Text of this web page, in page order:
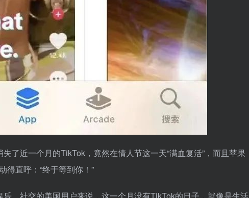
了近一个月的TikTok，竟然在情人节这一天“满血复活”，而且苹果
得直呼：“终于等到你！”